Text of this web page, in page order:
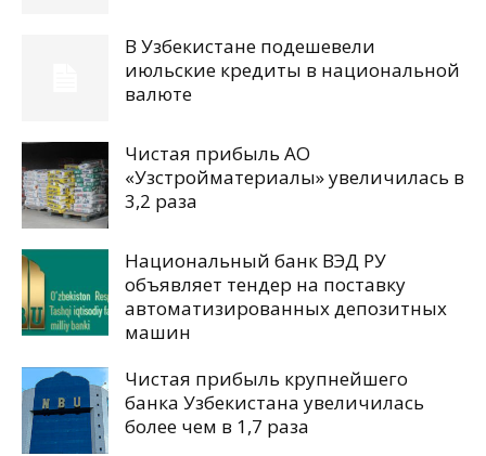
В Узбекистане подешевели
июльские кредиты в национальной
валюте
Чистая прибыль АО
«Узстройматериалы» увеличилась в
3,2 раза
Национальный банк ВЭД РУ
объявляет тендер на поставку
автоматизированных депозитных
машин
Чистая прибыль крупнейшего
банка Узбекистана увеличилась
более чем в 1,7 раза